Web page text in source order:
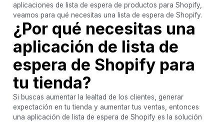
aplicaciones de lista de espera de productos para Shopify,
veamos para qué necesitas una lista de espera de Shopify.
¿Por qué necesitas una
aplicación de lista de
espera de Shopify para
tu tienda?
Si buscas aumentar la lealtad de los clientes, generar
expectación en tu tienda y aumentar tus ventas, entonces
una aplicación de lista de espera de Shopify es la solución